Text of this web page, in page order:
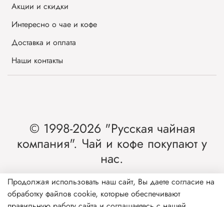
Акции и скидки
Интересно о чае и кофе
Доставка и оплата
Наши контакты
© 1998-2026 "Русская чайная
компания". Чай и кофе покупают у
нас.
Интернет-магазин чая и кофе от лидера
рынка России.
Продолжая использовать наш сайт, Вы даете согласие на
обработку файлов cookie, которые обеспечивают